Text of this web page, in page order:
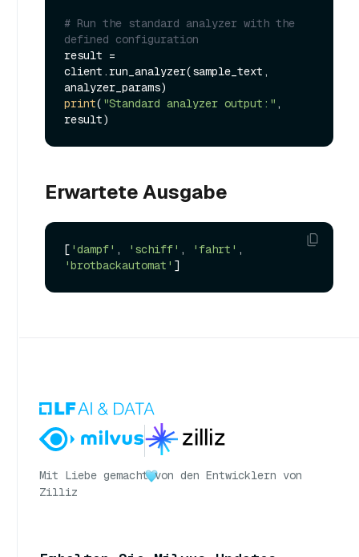
# Run the standard analyzer with the
defined configuration
result =
client.run_analyzer(sample_text,
print( "Standard analyzer output:" ,
Erwartete Ausgabe
[ 'dampf' , 'schiff' , 'fahrt'
'brotbackautomat'
Mit Liebe gemacht von den Entwicklern von
Zilliz